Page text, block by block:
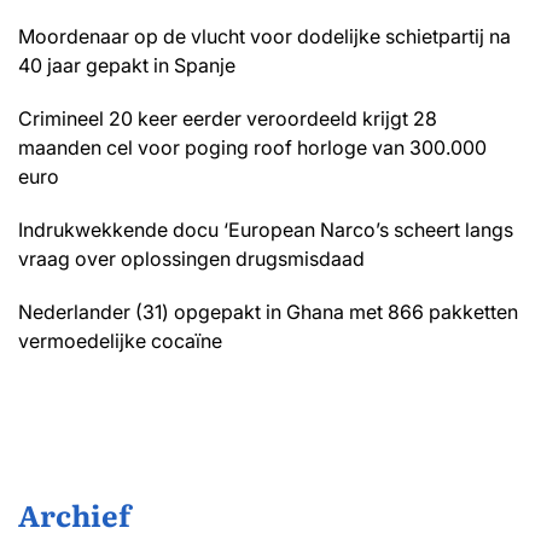
Moordenaar op de vlucht voor dodelijke schietpartij na
40 jaar gepakt in Spanje
Crimineel 20 keer eerder veroordeeld krijgt 28
maanden cel voor poging roof horloge van 300.000
euro
Indrukwekkende docu ‘European Narco’s scheert langs
vraag over oplossingen drugsmisdaad
Nederlander (31) opgepakt in Ghana met 866 pakketten
vermoedelijke cocaïne
Archief